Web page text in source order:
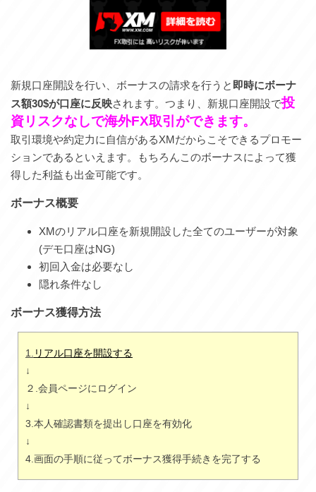
新規口座開設を行い、ボーナスの請求を行うと 即時にボーナ
ス額30$が口座に反映されます。つまり、新規口座開設で投
資リスクなしで海外FX取引ができます。
取引環境や約定力に自信があるXMだからこそできるプロモー
ションであるといえます。もちろんこのボーナスによって獲
得した利益も出金可能です。
ボーナス概要
XMのリアル口座を新規開設した全てのユーザーが対象
(デモ口座はNG)
初回入金は必要なし
隠れ条件なし
ボーナス獲得方法
1.
リアル口座を開設する
↓
２.会員ページにログイン
↓
3.本人確認書類を提出し口座を有効化
↓
4.画面の手順に従ってボーナス獲得手続きを完了する